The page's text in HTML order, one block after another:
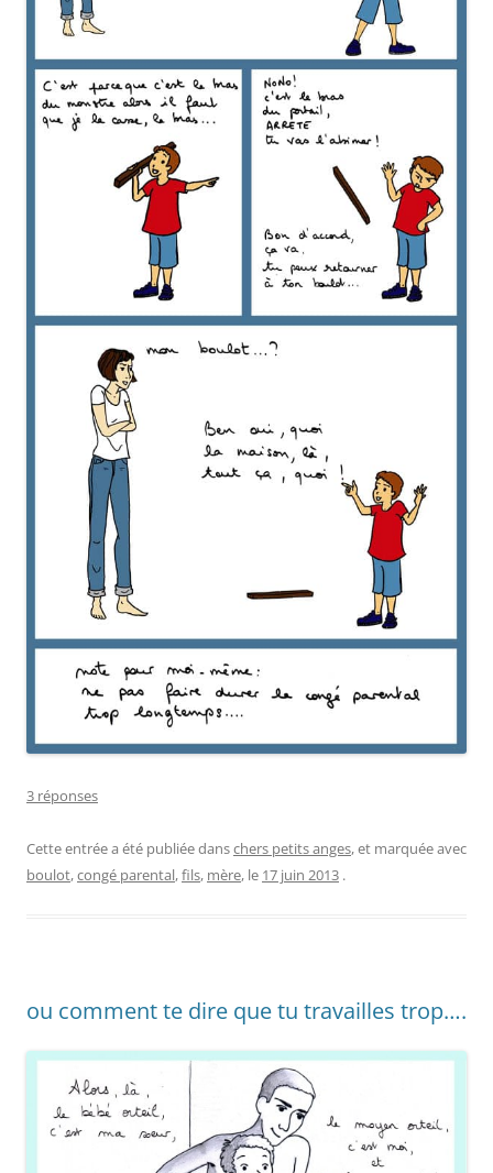
3 réponses
Cette entrée a été publiée danschers petits anges, et marquée avec
boulot,congé parental,fils, mère, le 17 juin 2013 .
ou comment te dire que tu travailles trop….